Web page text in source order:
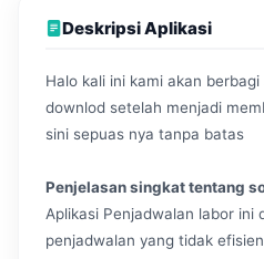
Deskripsi Aplikasi
Halo kali ini kami akan
downlod setelah menjadi
sini sepuas nya tanpa batas
Penjelasan singkat tentang
Aplikasi Penjadwalan labor ini
penjadwalan yang tidak